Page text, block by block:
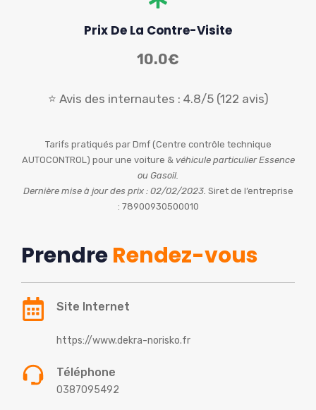
Prix De La Contre-Visite
10.0€
⭐ Avis des internautes : 4.8/5 (122 avis)
Tarifs pratiqués par Dmf (Centre contrôle technique
AUTOCONTROL) pour une voiture & véhicule particulier Essence
ou Gasoil.
Dernière mise à jour des prix : 02/02/2023. Siret de l’entreprise
: 78900930500010
PrendreRendez-vous
Site Internet
https://www.dekra-norisko.fr
Téléphone
0387095492